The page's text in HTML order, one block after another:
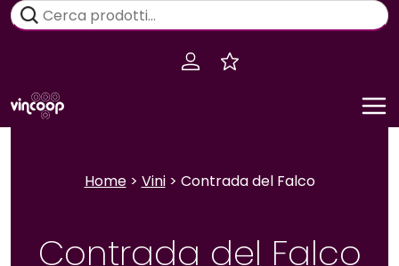
Salta
Cerca:
Home> Vini> Contrada del Falco
Contrada del Falco